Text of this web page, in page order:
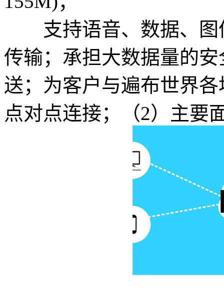
支持语音、数据、图
传输；承担大数据量的
送；为客户与遍布世界
点对点连接；（2）主要